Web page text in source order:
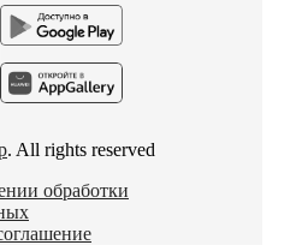
. All rights reserved
обработки